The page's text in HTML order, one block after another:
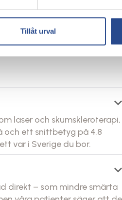
Tillåt urval
får du hjälp av specialister
en tid eller ring oss för att
starkare ben och en bättre
keyboard_arrow_down
laser och skumskleroterapi,
och ett snittbetyg på 4,8
var i Sverige du bor.
keyboard_arrow_down
direkt – som mindre smärta